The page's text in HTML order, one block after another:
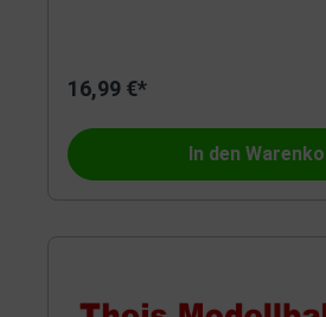
16,99 €*
In den